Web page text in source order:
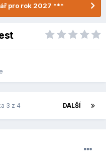
pro rok 2027 ***
DALŠÍ
3 z 4